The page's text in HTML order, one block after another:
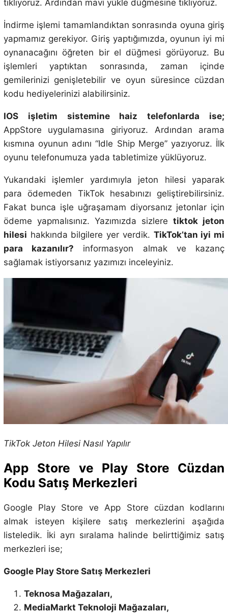
tıklıyoruz. Ardından mavi yükle düğmesine tıklıyoruz.
İndirme işlemi tamamlandıktan sonrasında oyuna giriş
yapmamız gerekiyor. Giriş yaptığımızda, oyunun iyi mi
oynanacağını öğreten bir el düğmesi görüyoruz. Bu
işlemleri yaptıktan sonrasında, zaman içinde
gemilerinizi genişletebilir ve oyun süresince cüzdan
kodu hediyelerinizi alabilirsiniz.
IOS işletim sistemine haiz telefonlarda ise;
AppStore uygulamasına giriyoruz. Ardından arama
kısmına oyunun adını “Idle Ship Merge” yazıyoruz. İlk
oyunu telefonumuza yada tabletimize yüklüyoruz.
Yukarıdaki işlemler yardımıyla jeton hilesi yaparak
para ödemeden TikTok hesabınızı geliştirebilirsiniz.
Fakat bunca işle uğraşamam diyorsanız jetonlar için
ödeme yapmalısınız. Yazımızda sizleretiktok jeton
hilesi hakkında bilgilere yer verdik. TikTok’tan iyi mi
para kazanılır? informasyon almak ve kazanç
sağlamak istiyorsanız yazımızı inceleyiniz.
TikTok Jeton Hilesi Nasıl Yapılır
App Store ve Play Store Cüzdan
Kodu Satış Merkezleri
Google Play Store ve App Store cüzdan kodlarını
almak isteyen kişilere satış merkezlerini aşağıda
listeledik. İki ayrı sıralama halinde belirttiğimiz satış
merkezleri ise;
Google Play Store Satış Merkezleri
Teknosa Mağazaları,
MediaMarkt Teknoloji Mağazaları,